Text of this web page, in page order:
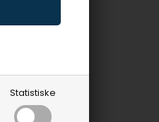
Statistiske